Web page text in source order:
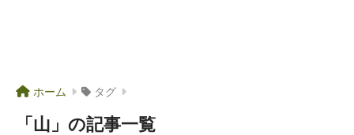
ホーム タグ
「山」の記事一覧